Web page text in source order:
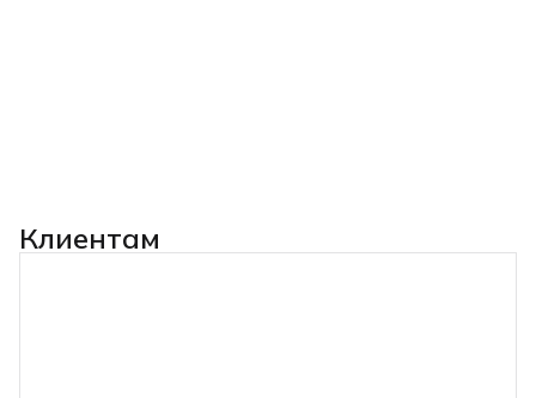
Клиентам